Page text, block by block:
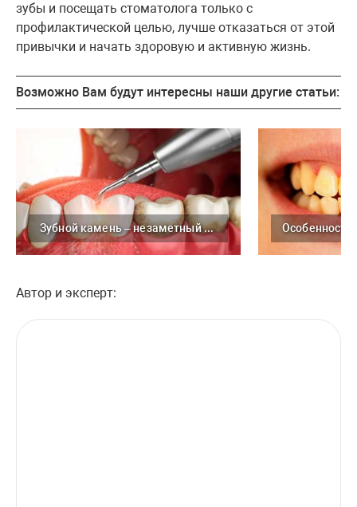
зубы и посещать стоматолога только с
профилактической целью, лучше отказаться от этой
привычки и начать здоровую и активную жизнь.
Возможно Вам будут интересны наши другие статьи:
Зубной камень – незаметный убийца зубов
Автор и эксперт: